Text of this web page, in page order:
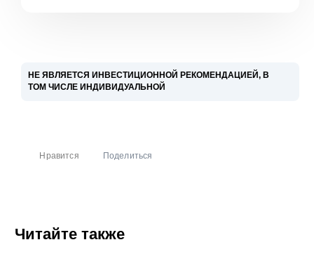
НЕ ЯВЛЯЕТСЯ ИНВЕСТИЦИОННОЙ РЕКОМЕНДАЦИЕЙ, В
ТОМ ЧИСЛЕ ИНДИВИДУАЛЬНОЙ
самостоятельно. Информация, представленная здесь, не является
Нравится Поделиться
Читайте также